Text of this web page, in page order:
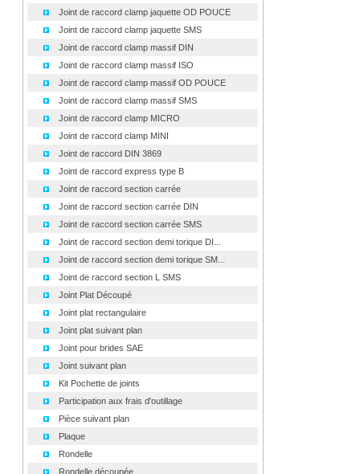
Joint de raccord clamp jaquette OD POUCE
Joint de raccord clamp jaquette SMS
Joint de raccord clamp massif DIN
Joint de raccord clamp massif ISO
Joint de raccord clamp massif OD POUCE
Joint de raccord clamp massif SMS
Joint de raccord clamp MICRO
Joint de raccord clamp MINI
Joint de raccord DIN 3869
Joint de raccord express type B
Joint de raccord section carrée
Joint de raccord section carrée DIN
Joint de raccord section carrée SMS
Joint de raccord section demi torique DI...
Joint de raccord section demi torique SM...
Joint de raccord section L SMS
Joint Plat Découpé
Joint plat rectangulaire
Joint plat suivant plan
Joint pour brides SAE
Joint suivant plan
Kit Pochette de joints
Participation aux frais d'outillage
Pièce suivant plan
Plaque
Rondelle
Rondelle découpée